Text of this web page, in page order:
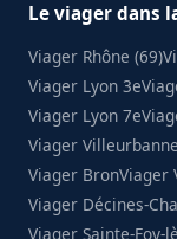
Le viager dans
Viager Rhône (69)
Viager Lyon 3e
Viager Lyon 7e
Viager Villeurbanne
Viager BronViager
Viager Décines-
Viager Sainte-Foy-